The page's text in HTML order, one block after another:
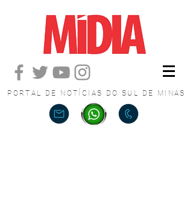
PORTAL DE NOTÍCIAS DO SUL DE MINAS